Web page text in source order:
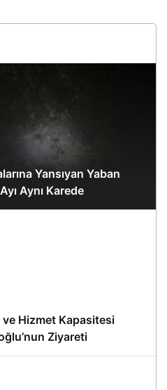
Yansıyan Yaban
Aynı Karede
ve Hizmet Kapasitesi
Ziyareti